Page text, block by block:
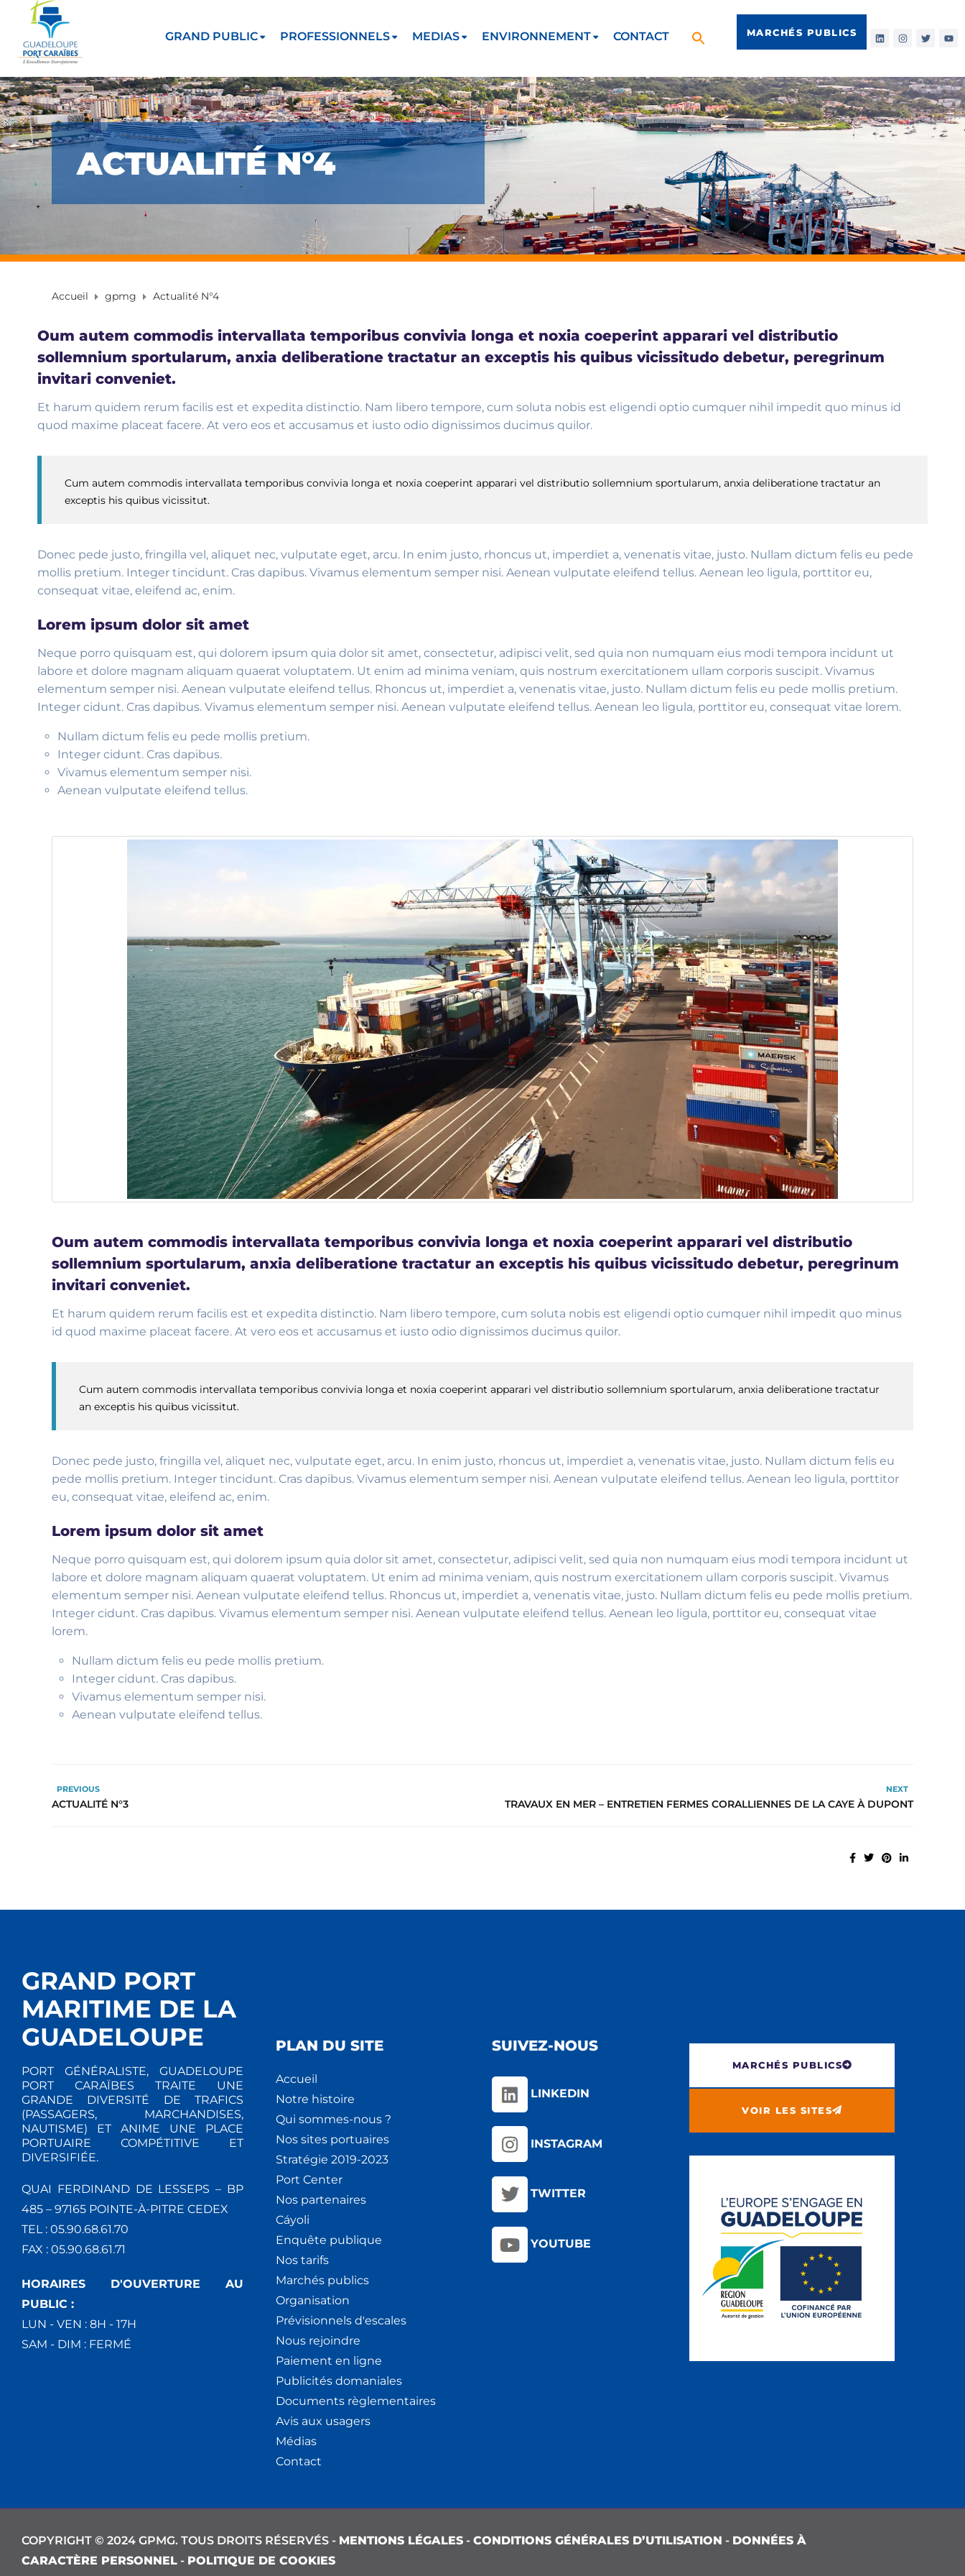
GRAND PUBLIC PROFESSIONNELS MEDIAS ENVIRONNEMENT CONTACT MARCHÉS PUBLICS
ACTUALITÉ N°4
Accueil gpmg Actualité N°4
Oum autem commodis intervallata temporibus convivia longa et noxia coeperint apparari vel distributio
sollemnium sportularum, anxia deliberatione tractatur an exceptis his quibus vicissitudo debetur, peregrinum
invitari conveniet.
Et harum quidem rerum facilis est et expedita distinctio. Nam libero tempore, cum soluta nobis est eligendi optio cumquer nihil impedit quo minus id
quod maxime placeat facere. At vero eos et accusamus et iusto odio dignissimos ducimus quilor.
Cum autem commodis intervallata temporibus convivia longa et noxia coeperint apparari vel distributio sollemnium sportularum, anxia deliberatione tractatur an
exceptis his quibus vicissitut.
Donec pede justo, fringilla vel, aliquet nec, vulputate eget, arcu. In enim justo, rhoncus ut, imperdiet a, venenatis vitae, justo. Nullam dictum felis eu pede
mollis pretium. Integer tincidunt. Cras dapibus. Vivamus elementum semper nisi. Aenean vulputate eleifend tellus. Aenean leo ligula, porttitor eu,
consequat vitae, eleifend ac, enim.
Lorem ipsum dolor sit amet
Neque porro quisquam est, qui dolorem ipsum quia dolor sit amet, consectetur, adipisci velit, sed quia non numquam eius modi tempora incidunt ut
labore et dolore magnam aliquam quaerat voluptatem. Ut enim ad minima veniam, quis nostrum exercitationem ullam corporis suscipit. Vivamus
elementum semper nisi. Aenean vulputate eleifend tellus. Rhoncus ut, imperdiet a, venenatis vitae, justo. Nullam dictum felis eu pede mollis pretium.
Integer cidunt. Cras dapibus. Vivamus elementum semper nisi. Aenean vulputate eleifend tellus. Aenean leo ligula, porttitor eu, consequat vitae lorem.
Nullam dictum felis eu pede mollis pretium.
Integer cidunt. Cras dapibus.
Vivamus elementum semper nisi.
Aenean vulputate eleifend tellus.
Oum autem commodis intervallata temporibus convivia longa et noxia coeperint apparari vel distributio
sollemnium sportularum, anxia deliberatione tractatur an exceptis his quibus vicissitudo debetur, peregrinum
invitari conveniet.
Et harum quidem rerum facilis est et expedita distinctio. Nam libero tempore, cum soluta nobis est eligendi optio cumquer nihil impedit quo minus
id quod maxime placeat facere. At vero eos et accusamus et iusto odio dignissimos ducimus quilor.
Cum autem commodis intervallata temporibus convivia longa et noxia coeperint apparari vel distributio sollemnium sportularum, anxia deliberatione tractatur
an exceptis his quibus vicissitut.
Donec pede justo, fringilla vel, aliquet nec, vulputate eget, arcu. In enim justo, rhoncus ut, imperdiet a, venenatis vitae, justo. Nullam dictum felis eu
pede mollis pretium. Integer tincidunt. Cras dapibus. Vivamus elementum semper nisi. Aenean vulputate eleifend tellus. Aenean leo ligula, porttitor
eu, consequat vitae, eleifend ac, enim.
Lorem ipsum dolor sit amet
Neque porro quisquam est, qui dolorem ipsum quia dolor sit amet, consectetur, adipisci velit, sed quia non numquam eius modi tempora incidunt ut
labore et dolore magnam aliquam quaerat voluptatem. Ut enim ad minima veniam, quis nostrum exercitationem ullam corporis suscipit. Vivamus
elementum semper nisi. Aenean vulputate eleifend tellus. Rhoncus ut, imperdiet a, venenatis vitae, justo. Nullam dictum felis eu pede mollis pretium.
Integer cidunt. Cras dapibus. Vivamus elementum semper nisi. Aenean vulputate eleifend tellus. Aenean leo ligula, porttitor eu, consequat vitae
lorem.
Nullam dictum felis eu pede mollis pretium.
Integer cidunt. Cras dapibus.
Vivamus elementum semper nisi.
Aenean vulputate eleifend tellus.
PREVIOUS
ACTUALITÉ N°3
NEXT
TRAVAUX EN MER – ENTRETIEN FERMES CORALLIENNES DE LA CAYE À DUPONT
GRAND PORT
MARITIME DE LA
GUADELOUPE
PORT GÉNÉRALISTE, GUADELOUPE
PORT CARAÏBES TRAITE UNE
GRANDE DIVERSITÉ DE TRAFICS
(PASSAGERS, MARCHANDISES,
NAUTISME) ET ANIME UNE PLACE
PORTUAIRE COMPÉTITIVE ET
DIVERSIFIÉE.
QUAI FERDINAND DE LESSEPS – BP
485 – 97165 POINTE-À-PITRE CEDEX
TEL : 05.90.68.61.70
FAX : 05.90.68.61.71
HORAIRES D'OUVERTURE AU
PUBLIC :
LUN - VEN : 8H - 17H
SAM - DIM : FERMÉ
PLAN DU SITE
Accueil
Notre histoire
Qui sommes-nous ?
Nos sites portuaires
Stratégie 2019-2023
Port Center
Nos partenaires
Cáyoli
Enquête publique
Nos tarifs
Marchés publics
Organisation
Prévisionnels d'escales
Nous rejoindre
Paiement en ligne
Publicités domaniales
Documents règlementaires
Avis aux usagers
Médias
Contact
SUIVEZ-NOUS
LINKEDIN
INSTAGRAM
TWITTER
YOUTUBE
MARCHÉS PUBLICS
VOIR LES SITES
COPYRIGHT © 2024 GPMG. TOUS DROITS RÉSERVÉS - MENTIONS LÉGALES - CONDITIONS GÉNÉRALES D’UTILISATION - DONNÉES À
CARACTÈRE PERSONNEL - POLITIQUE DE COOKIES